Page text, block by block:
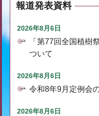
報道発表資料
2026年8月6日
「第77回全国植樹
ついて
2026年8月6日
令和8年9月定例会
2026年8月6日